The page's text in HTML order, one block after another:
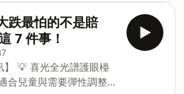
品有標示效期較短，在
選贈品時可避開該品
VEu4h7
跌最怕的不是賠
7 件事！
眼檯